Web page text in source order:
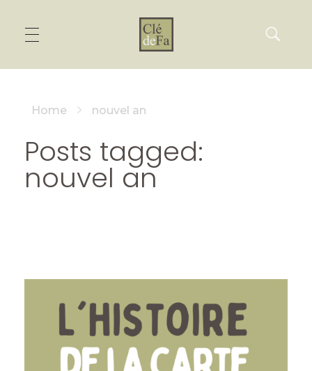
Home nouvel an
Posts tagged:
nouvel an